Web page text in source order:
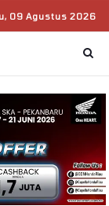
09 Agustus 2026